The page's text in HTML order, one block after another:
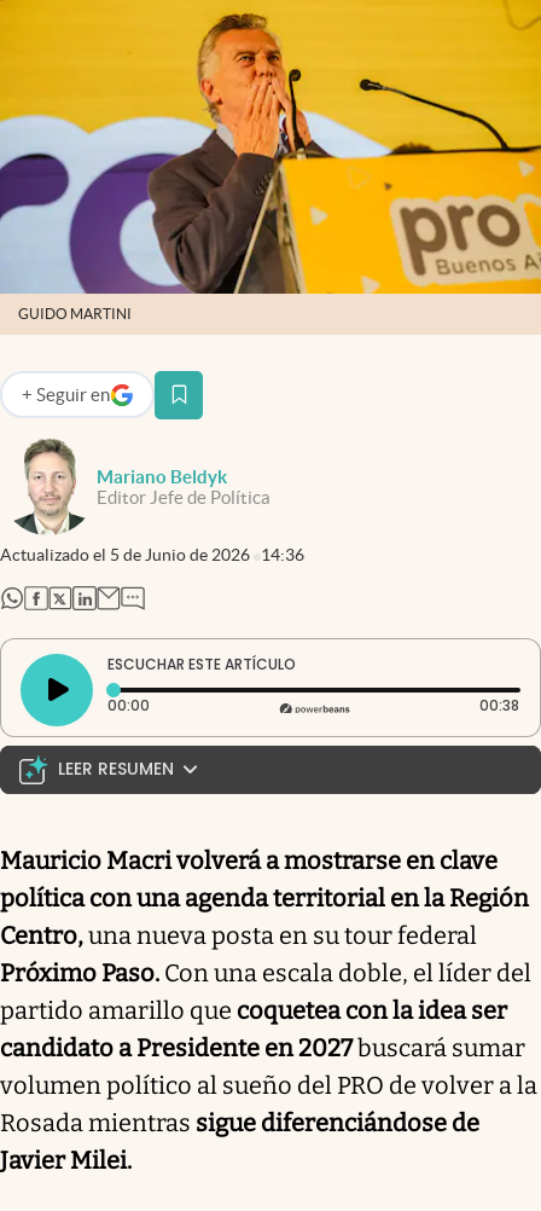
abre en nueva pestaña
GUIDO MARTINI
Mariano Beldyk
Editor Jefe de Política
Actualizado el 5 de Junio de 2026 14:36
+ Seguir en
abre en nueva pestaña
abre en nueva pestaña
abre en nueva pestaña
abre en nueva pestaña
abre en nueva pestaña
ESCUCHAR ESTE ARTÍCULO
00:00 Tiempo transcurrido: 0 segundos 00:38
LEER RESUMEN
ordenar al PRO tras un mensaje directo a Milei.
Mauricio Macri iniciará un tour en la Región Centro
con el objetivo de reorganizar el PRO y reforzar su
posición como posible candidato presidencial en
2027. Comenzará en Paraná, donde se reunirá con el
gobernador de Entre Ríos, Rogelio Frigerio, y luego
visitará Santa Fe. El evento central, "Próximo Paso
Centro", incluirá encuentros de diferentes sectores
del PRO y contará con discursos de figuras clave.
Macri busca consolidar su liderazgo en un contexto
de reordenamiento interno y reafirmar la
importancia del institucionalismo republicano,
Mauricio Macri volverá a mostrarse en clave
política con una agenda territorial en la Región
Centro,una nueva posta en su tour federal
Próximo Paso. Con una escala doble, el líder del
partido amarillo que coquetea con la idea ser
candidato a Presidente en 2027buscará sumar
volumen político al sueño del PRO de volver a la
Rosada mientras sigue diferenciándose de
Javier Milei.